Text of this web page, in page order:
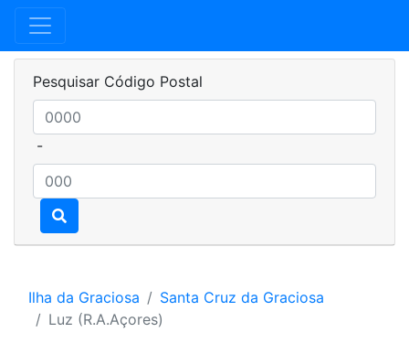
Pesquisar Código Postal
-
Ilha da Graciosa
Santa Cruz da Graciosa
Luz (R.A.Açores)